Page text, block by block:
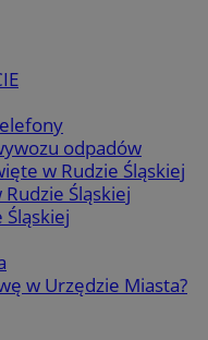
odpadów
w Rudzie Śląskiej
Rudzie Śląskiej
Śląskiej
w Urzędzie Miasta?